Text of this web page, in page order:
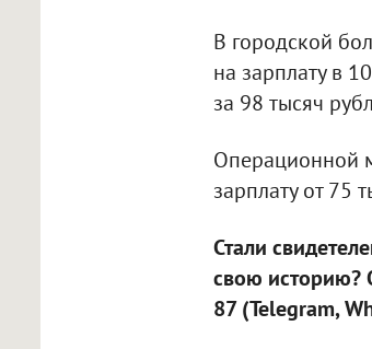
В городской
на зарплату в
за 98 тысяч
Операционной
зарплату от 75
Стали
свою историю?
87 (Telegram,